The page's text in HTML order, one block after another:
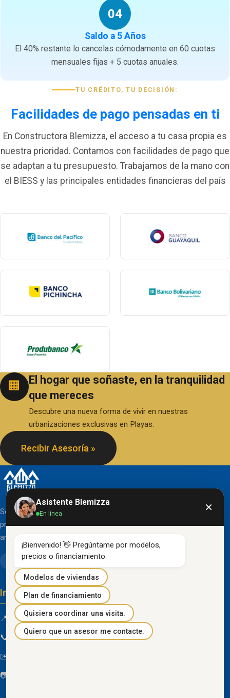
04
Saldo a 5 Años
El 40% restante lo cancelas cómodamente en 60 cuotas
mensuales fijas + 5 cuotas anuales.
TU CRÉDITO, TU DECISIÓN:
Facilidades de pago pensadas en ti
En Constructora Blemizza, el acceso a tu casa propia es
nuestra prioridad. Contamos con facilidades de pago que
se adaptan a tu presupuesto. Trabajamos de la mano con
el BIESS y las principales entidades financieras del país
🏢
El hogar que soñaste, en la tranquilidad
que mereces
Descubre una nueva forma de vivir en nuestras
urbanizaciones exclusivas en Playas.
Recibir Asesoría »
Somos una organización líder en el desarrollo de
proyectos inmobiliarios que destacan por su diseño
arquitectónico clásico y acabados de primera línea.
Información de contacto
📍 Km 85 Vía Progreso, Playas, Guayas, Ecuador
📞 096 934 4318
✉️
📷
Asistente Blemizza
En línea ×
¡Bienvenido! 👋 Pregúntame por modelos,
precios o financiamiento.
Modelos de viviendas
Plan de financiamiento
Quisiera coordinar una visita.
Quiero que un asesor me contacte.